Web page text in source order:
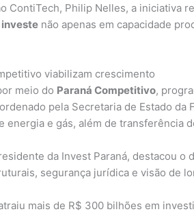
ContiTech, Philip Nelles, a iniciativa
não apenas em capacidade
viabilizam crescimento
meio do Paraná Competitivo,
pela Secretaria de Estado
energia e gás, além de transferência
da Invest Paraná, destacou o
segurança jurídica e visão de
mais de R$ 300 bilhões em